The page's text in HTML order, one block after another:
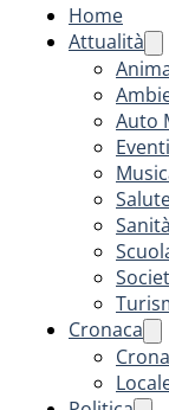
Home
Attualità
Auto
Eventi
Sanità
Cronaca